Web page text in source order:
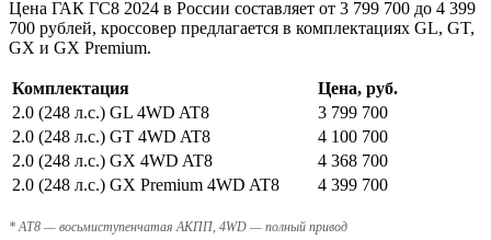
Цена ГАК ГС8 2024 в России составляет от 3 799 700 до 4 399
700 рублей, кроссовер предлагается в комплектациях GL, GT,
GX и GX Premium.
Комплектация
Цена, руб.
2.0 (248 л.с.) GL 4WD AT8
3 799 700
2.0 (248 л.с.) GT 4WD AT8
4 100 700
2.0 (248 л.с.) GX 4WD AT8
4 368 700
2.0 (248 л.с.) GX Premium 4WD AT8
4 399 700
* AT8 — восьмиступенчатая АКПП, 4WD — полный привод